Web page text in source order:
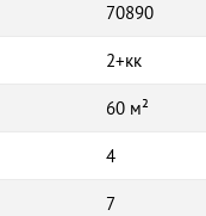
70890
2+кк
60 м²
4
7